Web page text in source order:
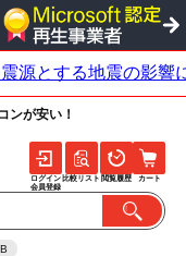
ンが安い！
ログイン
会員登録
比較リスト 閲覧履歴 カート